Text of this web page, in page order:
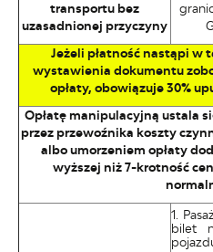
transportu bez
uzasadnionej przyczyny
Jeżeli płatność nastąpi w
wystawienia dokumentu
opłaty, obowiązuje 30%
Opłatę manipulacyjną ustala
przez przewoźnika koszty
albo umorzeniem opłaty
wyższej niż 7-krotność
bilet